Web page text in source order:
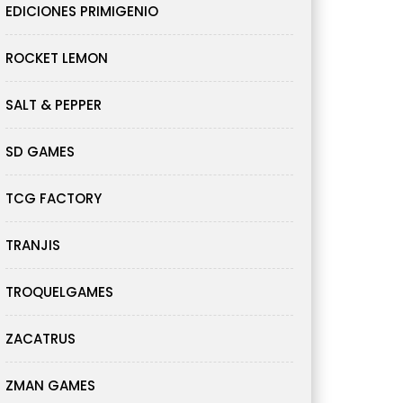
EDICIONES PRIMIGENIO
ROCKET LEMON
SALT & PEPPER
SD GAMES
TCG FACTORY
TRANJIS
TROQUELGAMES
ZACATRUS
ZMAN GAMES